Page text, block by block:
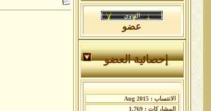
عضو
إحصائية العضو